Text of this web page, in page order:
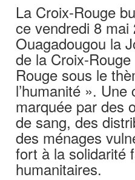
La Croix-Rouge
ce vendredi 8 mai
Ouagadougou la
de la Croix-
Rouge sous le
l’humanité ». Une
marquée par des
de sang, des
des ménages
fort à la solidarité
humanitaires.